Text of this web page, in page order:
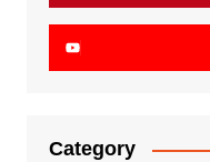
Category